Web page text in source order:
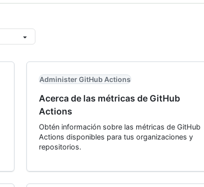
Administer GitHub Actions
Acerca de las métricas de GitHub
Actions
Obtén información sobre las métricas de GitHub
Actions disponibles para tus organizaciones y
repositorios.